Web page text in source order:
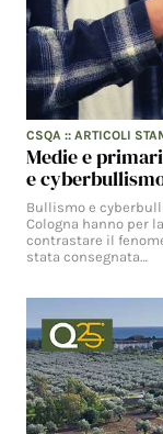
CSQA ::ARTICOLI
Medie e
e
Bullismo e
Cologna hanno per
contrastare il
stata consegnata…